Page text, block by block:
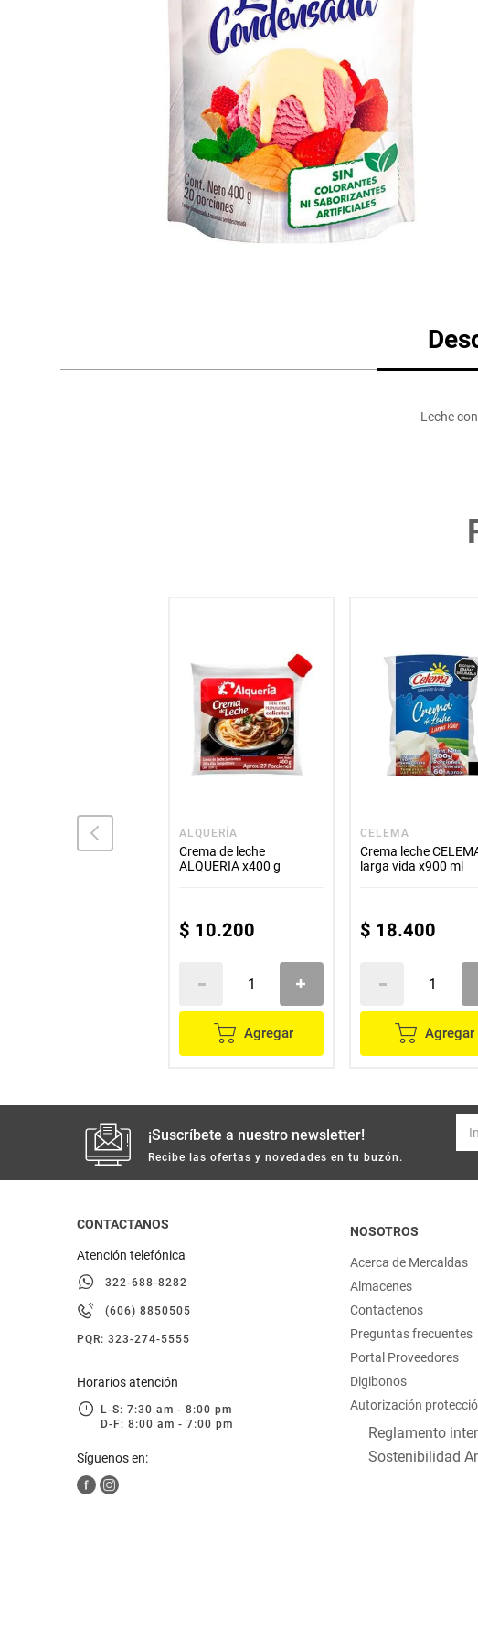
lácteos y refrigerados
cuidado del bebé
otros
Leche
de coco BADIA
ALQUERÍA
Crema de leche
ALQUERIA x400 g
$ 10.200
Agregar
CELEMA
Crema leche
larga vida x900 ml
$ 18.400
Agregar
¡Suscríbete a nuestro newsletter!
Recibe las ofertas y novedades en tu buzón.
CONTACTANOS
Atención telefónica
322-688-8282
(606) 8850505
PQR: 323-274-5555
Horarios atención
L-S: 7:30 am - 8:00 pm
D-F: 8:00 am - 7:00 pm
Síguenos en:
NOSOTROS
Acerca de Mercaldas
Almacenes
Contactenos
Preguntas frecuentes
Portal Proveedores
Digibonos
Autorización
Reglamento
Sostenibilidad